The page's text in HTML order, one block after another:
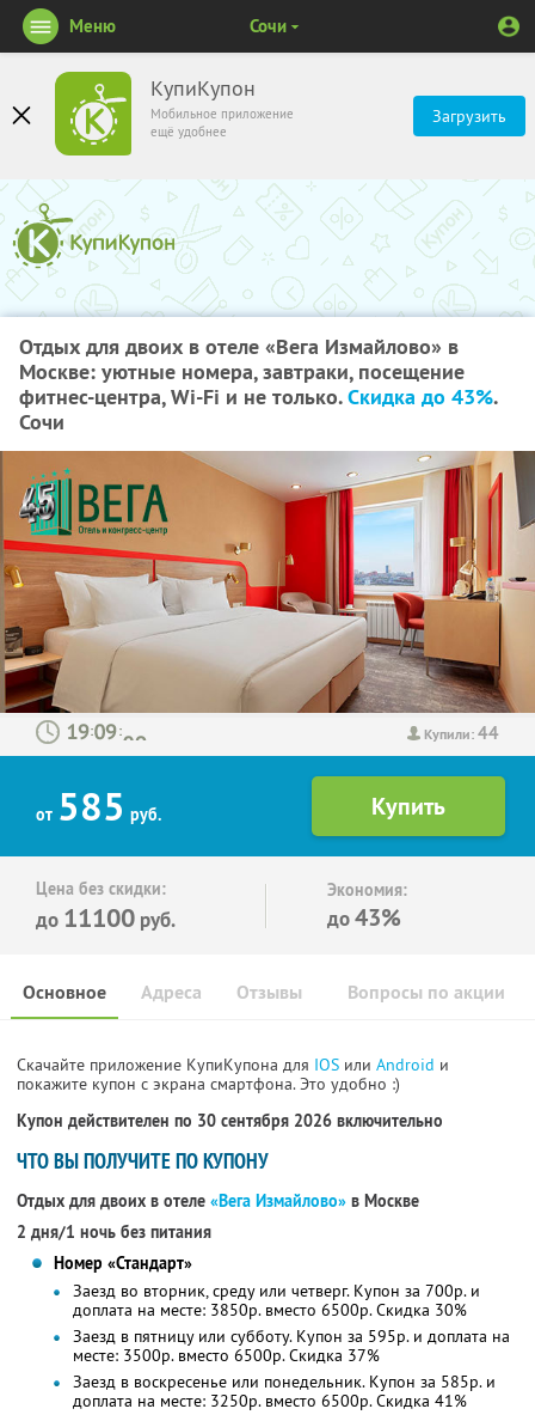
КупиКупон
Мобильное приложение
ещё удобнее
Загрузить
Меню Сочи
Отдых для двоих в отеле «Вега Измайлово» в
Москве: уютные номера, завтраки, посещение
фитнес-центра, Wi-Fi и не только.Скидка до 43%.
Сочи
Купили:44
: :
от 585 руб.
Цена без скидки:
до 11100 руб.
Экономия:
до43%
Основное Отзывы Вопросы по акции
Адреса
Скачайте приложение КупиКупона для IOS или Android и
покажите купон с экрана смартфона. Это удобно :)
Купон действителен по 30 сентября 2026 включительно
ЧТО ВЫ ПОЛУЧИТЕ ПО КУПОНУ
Отдых для двоих в отеле «Вега Измайлово» в Москве
2 дня/1 ночь без питания
Номер «Стандарт»
Заезд во вторник, среду или четверг. Купон за 700р. и
доплата на месте: 3850р. вместо 6500р.Скидка 30%
Заезд в пятницу или субботу. Купон за 595р. и доплата на
месте: 3500р. вместо 6500р.Скидка 37%
Заезд в воскресенье или понедельник. Купон за 585р. и
доплата на месте: 3250р. вместо 6500р.Скидка 41%